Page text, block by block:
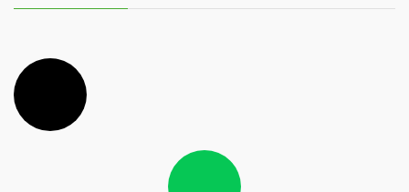
イ
コ
ン
リ
イ
コ